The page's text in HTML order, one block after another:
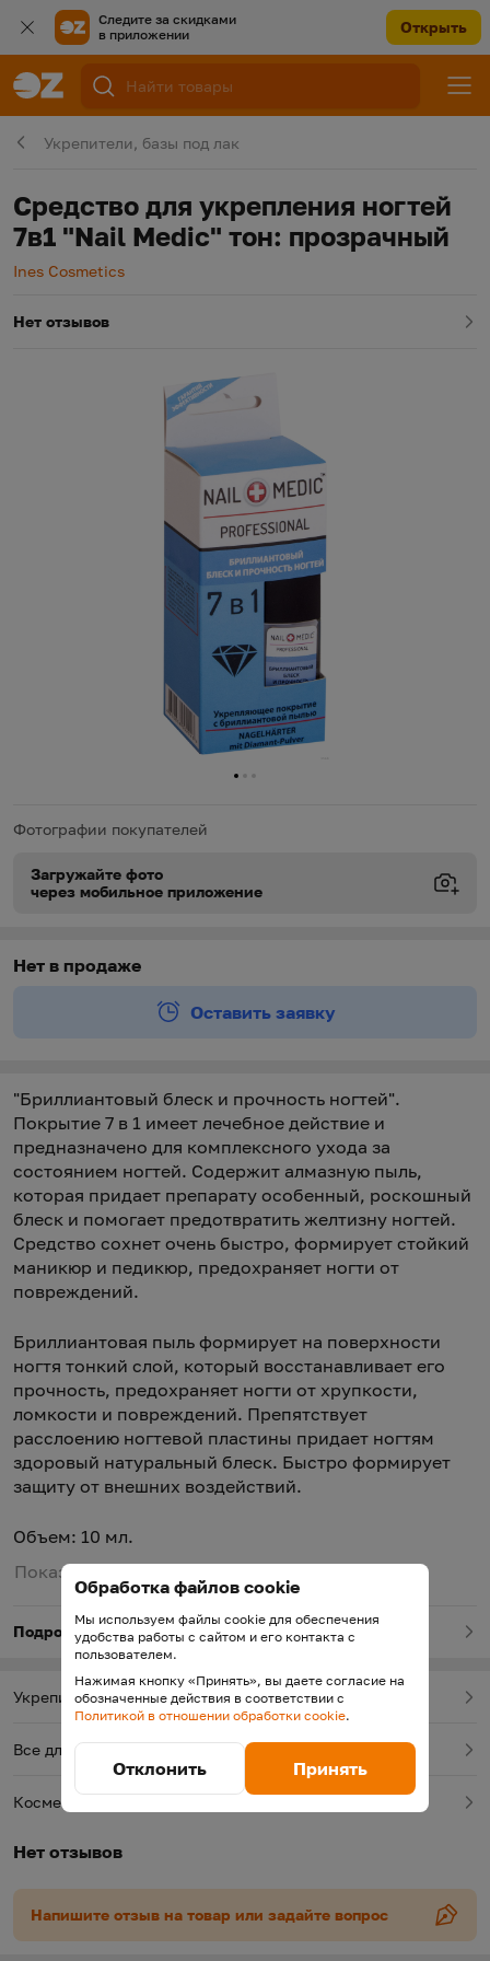
Следите за скидками
в приложении
Открыть
Укрепители, базы под лак
Средство для укрепления ногтей
7в1 "Nail Medic" тон: прозрачный
Производитель
Ines Cosmetics
Нет отзывов
01 2
Фотографии покупателей
Загружайте фото
через мобильное приложение
Нет в продаже
Оставить заявку
"Бриллиантовый блеск и прочность ногтей".
Покрытие 7 в 1 имеет лечебное действие и
предназначено для комплексного ухода за
состоянием ногтей. Содержит алмазную пыль,
которая придает препарату особенный, роскошный
блеск и помогает предотвратить желтизну ногтей.
Средство сохнет очень быстро, формирует стойкий
маникюр и педикюр, предохраняет ногти от
повреждений.
Бриллиантовая пыль формирует на поверхности
ногтя тонкий слой, который восстанавливает его
прочность, предохраняет ногти от хрупкости,
ломкости и повреждений. Препятствует
расслоению ногтевой пластины придает ногтям
здоровый натуральный блеск. Быстро формирует
защиту от внешних воздействий.
Объем: 10 мл.
Показать полное описание
Подробнее о товаре
Укрепители, базы под лак
Все для маникюра и педикюра
Косметика
Нет отзывов
Напишите отзыв на товар или задайте вопрос
Обработка файлов cookie
Мы используем файлы cookie для обеспечения
удобства работы с сайтом и его контакта с
пользователем.
Нажимая кнопку «Принять», вы даете согласие на
обозначенные действия в соответствии с
Политикой в отношении обработки cookie.
Отклонить Принять